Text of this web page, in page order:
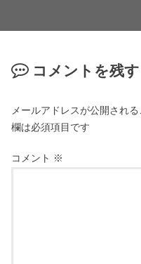
コメントを残す
メールアドレスが公開される
欄は必須項目です
コメント ※